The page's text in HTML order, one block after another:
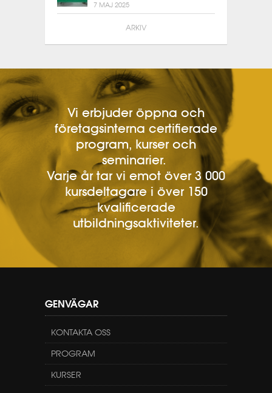
7 MAJ 2025
ARKIV
Vi erbjuder öppna och
företagsinterna certifierade
program, kurser och
seminarier.
Varje år tar vi emot över 3 000
kursdeltagare i över 150
kvalificerade
utbildningsaktiviteter.
GENVÄGAR
KONTAKTA OSS
PROGRAM
KURSER